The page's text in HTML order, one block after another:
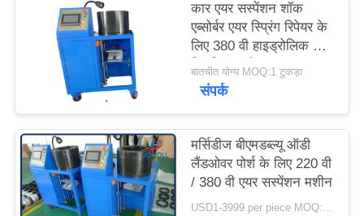
कार एयर सस्पेंशन शॉक
एब्सोर्बर एयर स्प्रिंग रिपेयर के
लिए 380 वी हाइड्रोलिक नली
क्रिम्पिंग मशीन
बातचीत योग्य MOQ:1 टुकड़ा
संपर्क
मर्सिडीज बीएमडब्ल्यू ऑडी
लैंडओवर पोर्श के लिए 220 वी
/ 380 वी एयर सस्पेंशन मशीन
USD1-3999 per piece MOQ:1Piece